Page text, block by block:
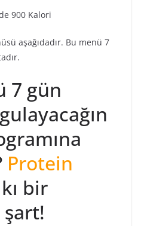
900 Kalori
aşağıdadır. Bu menü 7
7 gün
Protein
bir